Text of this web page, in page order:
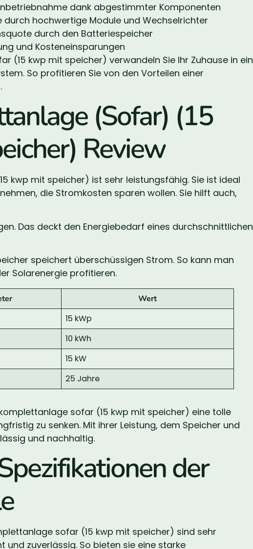
dank abgestimmter Komponenten
durch hochwertige Module und Wechselrichter
durch den Batteriespeicher
und Kosteneinsparungen
(15 kwp mit speicher) verwandeln Sie Ihr Zuhause in ein
So profitieren Sie von den Vorteilen einer
(Sofar) (15
Review
kwp mit speicher) ist sehr leistungsfähig. Sie ist ideal
die Stromkosten sparen wollen. Sie hilft auch,
Das deckt den Energiebedarf eines durchschnittlichen
speichert überschüssigen Strom. So kann man
Solarenergie profitieren.
Wert
15 kWp
10 kWh
15 kW
25 Jahre
sofar (15 kwp mit speicher) eine tolle
zu senken. Mit ihrer Leistung, dem Speicher und
und nachhaltig.
der
sofar (15 kwp mit speicher) sind sehr
und zuverlässig. So bieten sie eine starke